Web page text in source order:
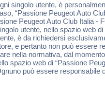
singolo utente, è
“Passione Peugeot Auto
Peugeot Auto Club Italia -
utente, nello spazio web
è da richiedersi
e pertanto non può essere
nella normativa, dal
spazio web di “Passione
può essere